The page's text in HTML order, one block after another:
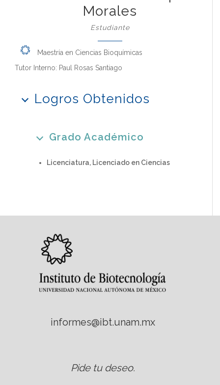
Morales
Estudiante
Maestría en Ciencias Bioquímicas
Tutor Interno: Paul Rosas Santiago
Logros Obtenidos
Grado Académico
Licenciatura, Licenciado en Ciencias
informes@ibt.unam.mx
Pide tu deseo.